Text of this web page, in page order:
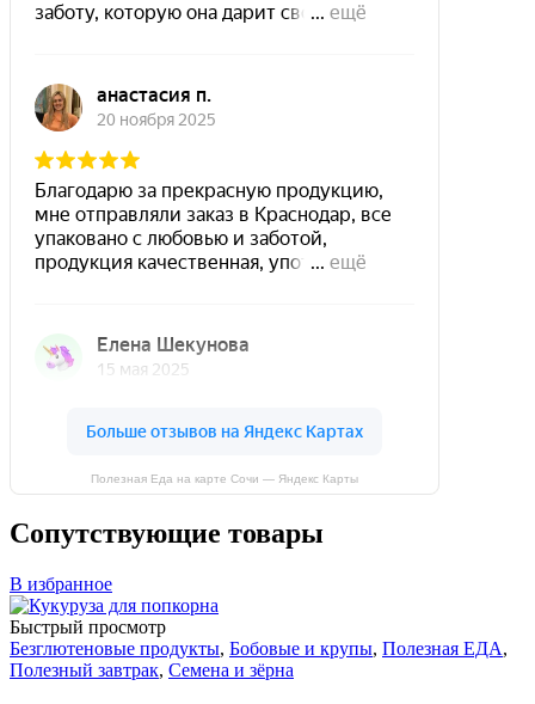
Полезная Еда на карте Сочи — Яндекс Карты
Сопутствующие товары
В избранное
Быстрый просмотр
Безглютеновые продукты, Бобовые и крупы, Полезная ЕДА,
Полезный завтрак, Семена и зёрна